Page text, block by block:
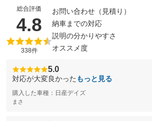
総合評価
4.8 （5点満点中）
338件
お問い合わせ（見積り）
納車までの対応
説明の分かりやすさ
オススメ度
5.0
対応が大変良かった もっと見る
購入した車種：日産デイズ
まさ